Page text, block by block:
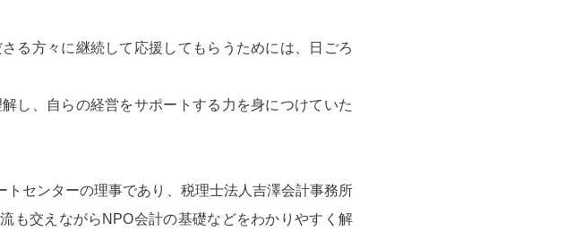
る方々に継続して応援してもらうためには、日ごろ
し、自らの経営をサポートする力を身につけていた
センターの理事であり、税理士法人吉澤会計事務所
も交えながらNPO会計の基礎などをわかりやすく解